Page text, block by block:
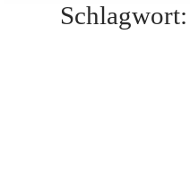
Schlagwort: